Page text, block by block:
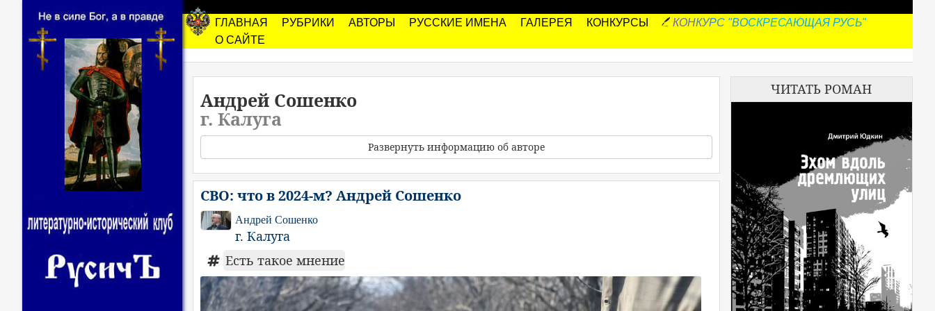
ГЛАВНАЯ РУБРИКИ АВТОРЫ РУССКИЕ ИМЕНА ГАЛЕРЕЯ КОНКУРСЫ
КОНКУРС "ВОСКРЕСАЮЩАЯ РУСЬ"
О САЙТЕ
Андрей Сошенко
г. Калуга
Развернуть информацию об авторе
СВО: что в 2024-м? Андрей Сошенко
Андрей Сошенко
г. Калуга
Есть такое мнение
ЧИТАТЬ РОМАН